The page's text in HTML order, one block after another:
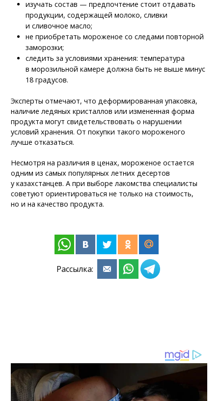
изучать состав — предпочтение стоит отдавать
продукции, содержащей молоко, сливки
и сливочное масло;
не приобретать мороженое со следами повторной
заморозки;
следить за условиями хранения: температура
в морозильной камере должна быть не выше минус
18 градусов.
Эксперты отмечают, что деформированная упаковка,
наличие ледяных кристаллов или измененная форма
продукта могут свидетельствовать о нарушении
условий хранения. От покупки такого мороженого
лучше отказаться.
Несмотря на различия в ценах, мороженое остается
одним из самых популярных летних десертов
у казахстанцев. А при выборе лакомства специалисты
советуют ориентироваться не только на стоимость,
но и на качество продукта.
Рассылка: